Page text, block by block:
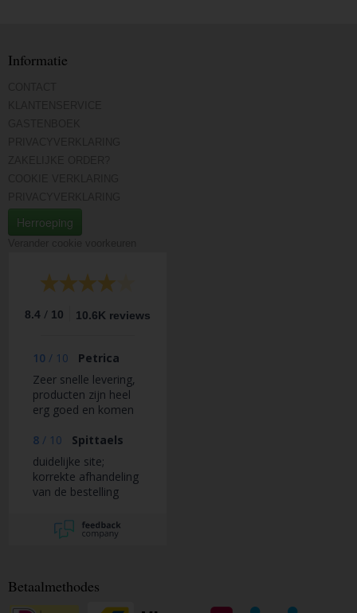
Informatie
Herroeping
8.4 / 10 10.6K reviews
10 / 10
Petrica
Zeer snelle levering,
producten zijn heel
erg goed en komen
schone en duidelijke
website om diverse
spullen uit te kiezen
een grote gamma
van verschillende
8 / 10
Spittaels
duidelijke site;
korrekte afhandeling
van de bestelling
Betaalmethodes